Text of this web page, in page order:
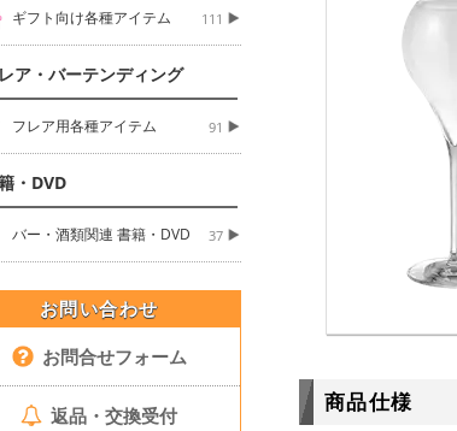
ギフト向け各種アイテム 111
ア・バーテンディング
フレア用各種アイテム 91
・DVD
バー・酒類関連 書籍・DVD 37
お問い合わせ
お問合せフォーム
返品・交換受付 商品仕様